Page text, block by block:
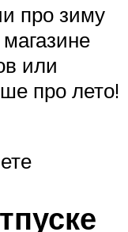
про зиму
или
про лето!